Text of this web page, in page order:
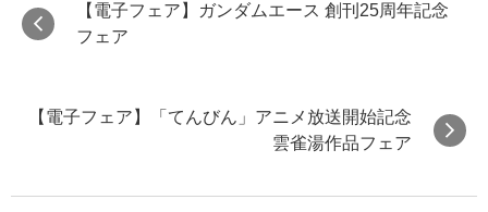
【電子フェア】ガンダムエース 創刊25周年記念
フェア
【電子フェア】「てんびん」アニメ放送開始記念
雲雀湯作品フェア